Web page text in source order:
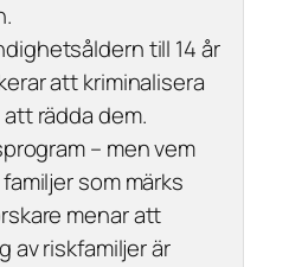
till 14 år
att kriminalisera
rädda dem.
– men vem
som märks
menar att
av riskfamiljer är